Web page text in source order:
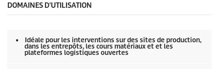
DOMAINES D'UTILISATION
Idéale pour les interventions sur des sites de production,
dans les entrepôts, les cours matériaux et et les
plateformes logistiques ouvertes